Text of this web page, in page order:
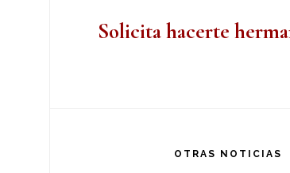
Solicita hacerte
OTRAS NOTICIAS